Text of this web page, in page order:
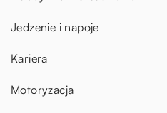
Jedzenie i napoje
Kariera
Motoryzacja